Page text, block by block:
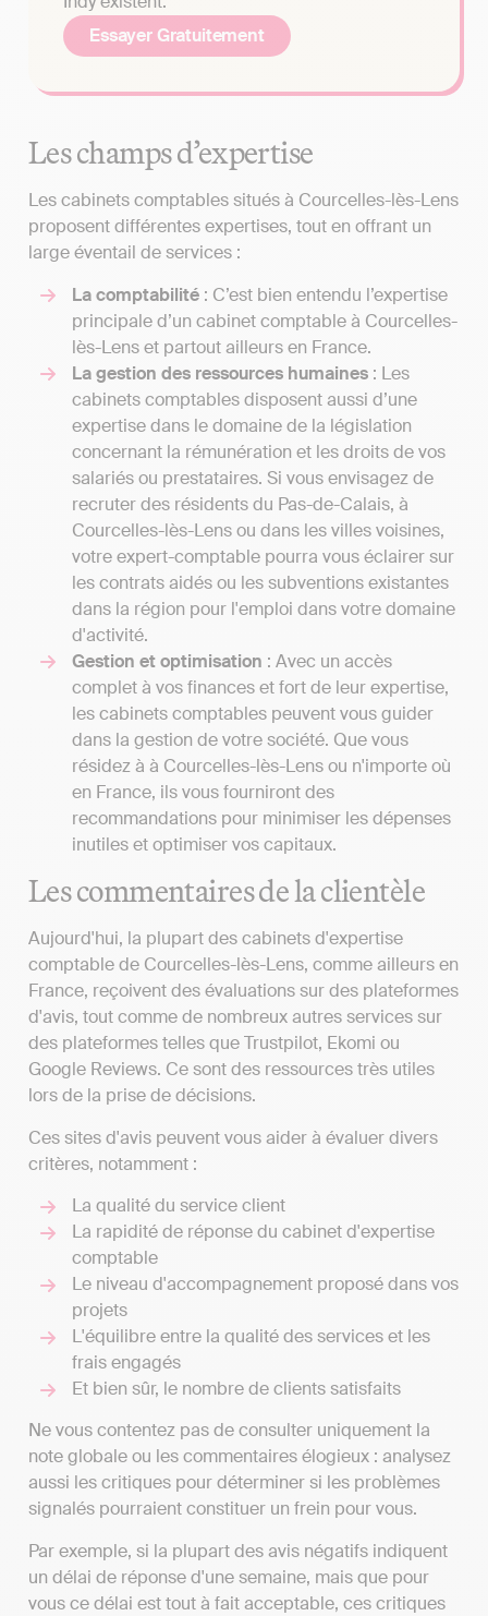
Essayer Gratuitement
Les champs d’expertise
Les cabinets comptables situés à Courcelles-lès-Lens
proposent différentes expertises, tout en offrant un
large éventail de services :
La comptabilité : C’est bien entendu l’expertise
principale d’un cabinet comptable à Courcelles-
lès-Lens et partout ailleurs en France.
La gestion des ressources humaines : Les
cabinets comptables disposent aussi d’une
expertise dans le domaine de la législation
concernant la rémunération et les droits de vos
salariés ou prestataires. Si vous envisagez de
recruter des résidents du Pas-de-Calais, à
Courcelles-lès-Lens ou dans les villes voisines,
votre expert-comptable pourra vous éclairer sur
les contrats aidés ou les subventions existantes
dans la région pour l'emploi dans votre domaine
d'activité.
Gestion et optimisation : Avec un accès
complet à vos finances et fort de leur expertise,
les cabinets comptables peuvent vous guider
dans la gestion de votre société. Que vous
résidez à à Courcelles-lès-Lens ou n'importe où
en France, ils vous fourniront des
recommandations pour minimiser les dépenses
inutiles et optimiser vos capitaux.
Les commentaires de la clientèle
Aujourd'hui, la plupart des cabinets d'expertise
comptable de Courcelles-lès-Lens, comme ailleurs en
France, reçoivent des évaluations sur des plateformes
d'avis, tout comme de nombreux autres services sur
des plateformes telles que Trustpilot, Ekomi ou
Google Reviews. Ce sont des ressources très utiles
lors de la prise de décisions.
Ces sites d'avis peuvent vous aider à évaluer divers
critères, notamment :
La qualité du service client
La rapidité de réponse du cabinet d'expertise
comptable
Le niveau d'accompagnement proposé dans vos
projets
L'équilibre entre la qualité des services et les
frais engagés
Et bien sûr, le nombre de clients satisfaits
Ne vous contentez pas de consulter uniquement la
note globale ou les commentaires élogieux : analysez
aussi les critiques pour déterminer si les problèmes
signalés pourraient constituer un frein pour vous.
Par exemple, si la plupart des avis négatifs indiquent
un délai de réponse d'une semaine, mais que pour
vous ce délai est tout à fait acceptable, ces critiques